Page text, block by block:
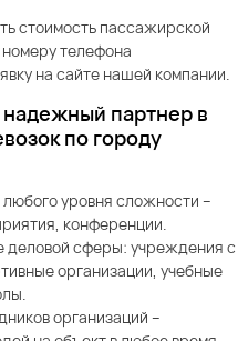
стоимость пассажирской
телефона
на сайте нашей компании.
партнер в
по городу
уровня сложности –
конференции.
деловой сферы: учреждения с
организации, учебные
организаций –